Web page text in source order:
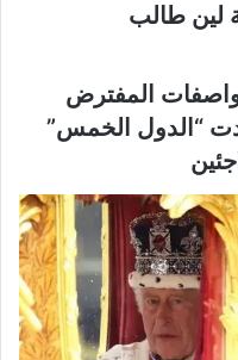
لين طالب
المفترض
“الدول الخمس”